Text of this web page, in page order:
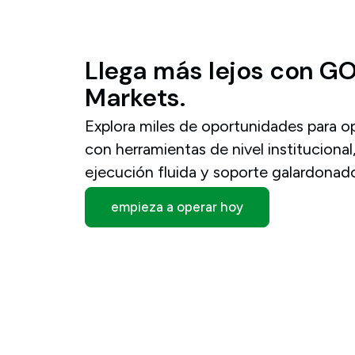
Llega más lejos con
Markets.
Explora miles de oportunidades para
con herramientas de nivel institucional,
ejecución fluida y soporte
empieza a operar hoy